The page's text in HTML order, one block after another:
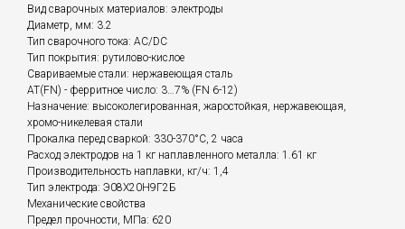
Вид сварочных материалов: электроды
Диаметр, мм: 3.2
Тип сварочного тока: AC/DC
Тип покрытия: рутилово-кислое
Свариваемые стали: нержавеющая сталь
АТ(FN) - ферритное число: 3…7% (FN 6-12)
Назначение: высоколегированная, жаростойкая, нержавеющая,
хромо-никелевая стали
Прокалка перед сваркой: 330-370°С, 2 часа
Расход электродов на 1 кг наплавленного металла: 1.61 кг
Производительность наплавки, кг/ч: 1,4
Тип электрода: Э08Х20Н9Г2Б
Механические свойства
Предел прочности, МПа: 620